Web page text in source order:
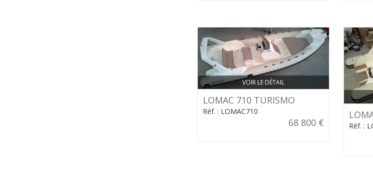
VOIR LE DÉTAIL
LOMAC 710 TURISMO
Réf. : LOMAC710
68 800 € Réf. :